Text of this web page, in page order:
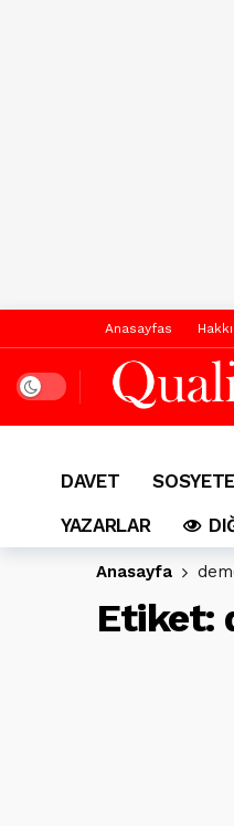
Anasayfas
Dark mode
DAVET SOSYETE
YAZARLAR
Anasayfa
Etiket: